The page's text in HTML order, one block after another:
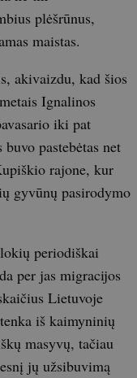
plėšrūnus,
maistas.
akivaizdu, kad šios
Ignalinos
iki pat
pastebėtas net
rajone, kur
gyvūnų pasirodymo
periodiškai
per jas migracijos
Lietuvoje
iš kaimyninių
masyvų, tačiau
jų užsibuvimą